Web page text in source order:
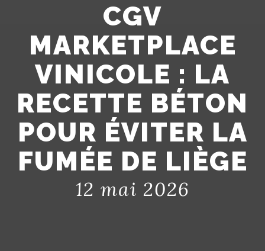
CGV
MARKETPLACE
VINICOLE : LA
RECETTE BÉTON
POUR ÉVITER LA
FUMÉE DE LIÈGE
12 mai 2026